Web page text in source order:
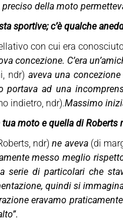
della moto
sportive; c’è qualche
con cui era
concezione. C’era
ndr) aveva una
portava ad una
indietro, ndr).Massimo
tua moto e quella di
ndr)ne aveva (di
messo meglio
serie di particolari che
quindi si
eravamo